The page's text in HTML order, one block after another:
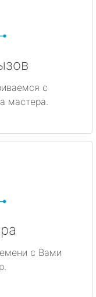
с
мастера.
с Вами